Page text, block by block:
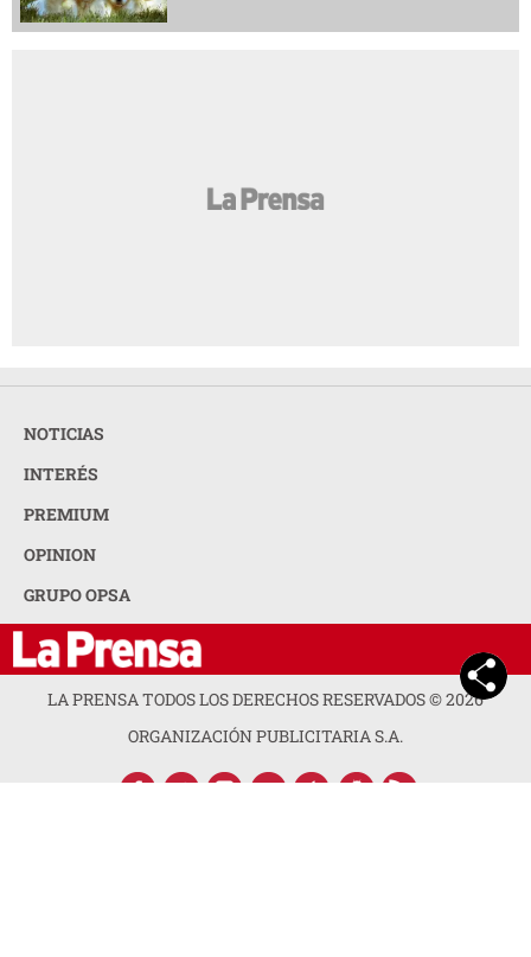
NOTICIAS
INTERÉS
PREMIUM
OPINION
GRUPO OPSA
LA PRENSA TODOS LOS DERECHOS RESERVADOS ©2026
ORGANIZACIÓN PUBLICITARIA S.A.